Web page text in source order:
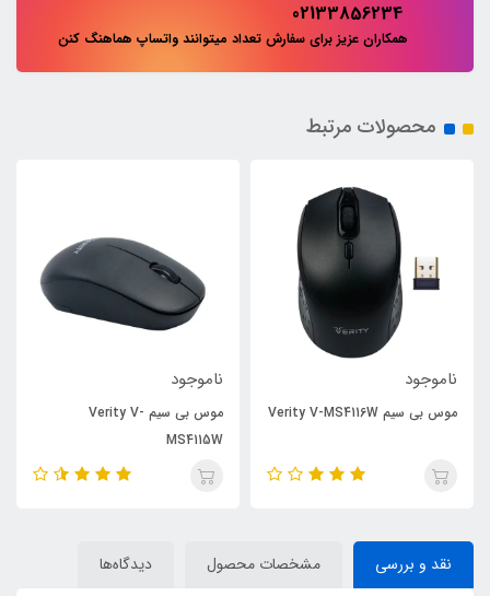
همکاران عزیز برای سفارش تعداد میتوانند واتساپ هماهنگ کنن
محصولات مرتبط
ناموجود
موس بی سیم Verity V-MS4116W
ناموجود
موس بی سیم Verity V-
MS4115W
نقد و بررسی مشخصات محصول دیدگاه‌ها